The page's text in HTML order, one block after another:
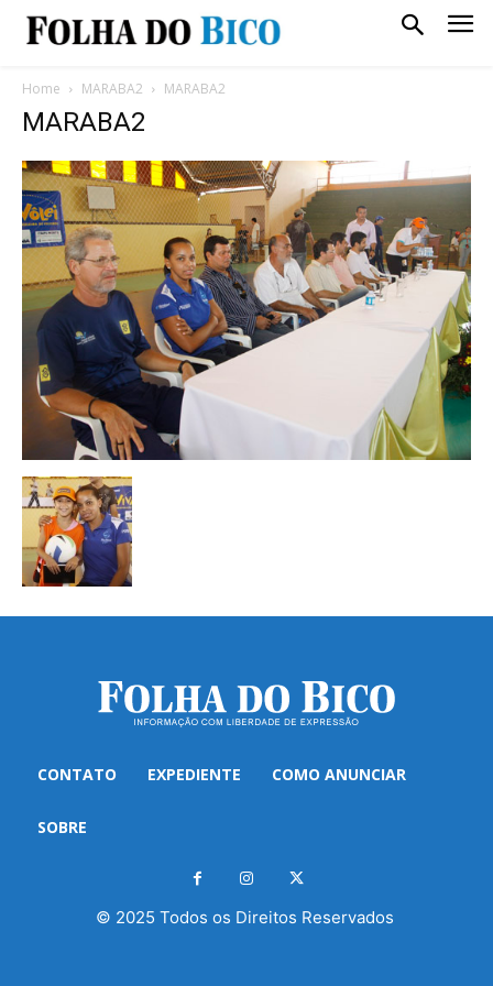
Home MARABA2 MARABA2
MARABA2
CONTATO EXPEDIENTE COMO ANUNCIAR
SOBRE
© 2025 Todos os Direitos Reservados